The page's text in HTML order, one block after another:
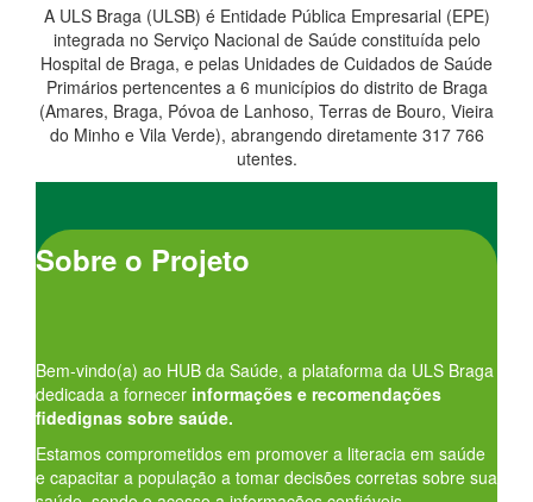
A ULS Braga (ULSB) é Entidade Pública Empresarial (EPE)
integrada no Serviço Nacional de Saúde constituída pelo
Hospital de Braga, e pelas Unidades de Cuidados de Saúde
Primários pertencentes a 6 municípios do distrito de Braga
(Amares, Braga, Póvoa de Lanhoso, Terras de Bouro, Vieira
do Minho e Vila Verde), abrangendo diretamente 317 766
utentes.
Sobre o Projeto
Bem-vindo(a) ao HUB da Saúde, a plataforma da ULS Braga
dedicada a fornecer informações e recomendações
fidedignas sobre saúde.
Estamos comprometidos em promover a literacia em saúde
e capacitar a população a tomar decisões corretas sobre sua